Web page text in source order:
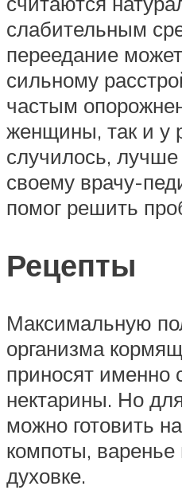
слабительным
переедание
сильному
частым
женщины, так и у
случилось, лучше
своему врачу-
помог решить
Рецепты
Максимальную
организма
приносят именно
нектарины. Но
можно готовить
компоты, варенье
духовке.